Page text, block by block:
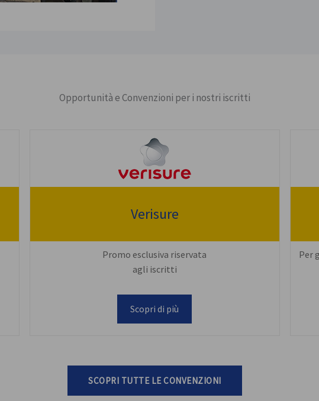
Opportunità e Convenzioni per i nostri iscritti
Verisure
Promo esclusiva riservata
agli iscritti
Scopri di più
Per
SCOPRI TUTTE LE CONVENZIONI